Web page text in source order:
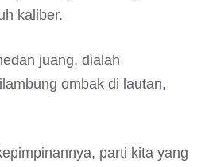
kaliber.
juang, dialah
ombak di lautan,
parti kita yang